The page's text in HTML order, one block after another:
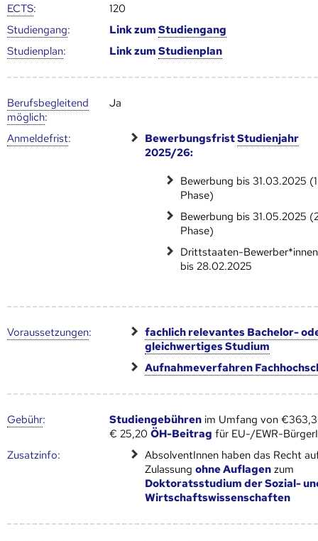
ECTS:
120
Studien­gang: Link zumStudien­gang
Studien­plan: Link zumStudien­plan
Berufs­begleitend
möglich:
Ja
Anmelde­frist: BewerbungsfristStudienjahr
2025/26:
Bewerbung bis 31.03.2025
Phase)
Bewerbung bis 31.05.2025
Phase)
Drittstaaten-
bis 28.02.2025
Voraus­setzungen:
fachlich relevantes Bachelor-
gleichwertiges Studium
Aufnahmeverfahren
Gebühr: Studiengebühren im Umfang von
€ 25,20ÖH-Beitrag für EU-/EWR-
Zusatz­info:
AbsolventInnen haben das Recht
Zulassungohne Auflagen zum
Doktoratsstudium der Sozial-
Wirtschaftswissenschaften